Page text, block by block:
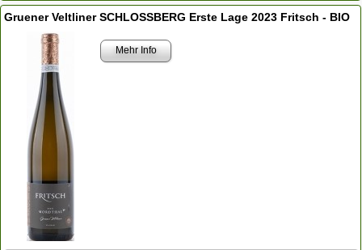
Gruener Veltliner SCHLOSSBERG Erste Lage 2023 Fritsch - BIO
Mehr Info